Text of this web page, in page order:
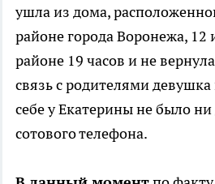
ушла из дома,
районе города Воронежа, 12
районе 19 часов и не
связь с родителями
себе у Екатерины не было
сотового телефона.